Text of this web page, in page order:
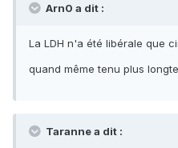
Arn0 a dit :
La LDH n'a été libérale que
quand même tenu plus
Taranne a dit :